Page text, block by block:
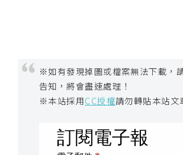
t
※如有發現掉圖或檔案無法下載，
告知，將會盡速處理！
※本站採用CC授權請勿轉貼本站文